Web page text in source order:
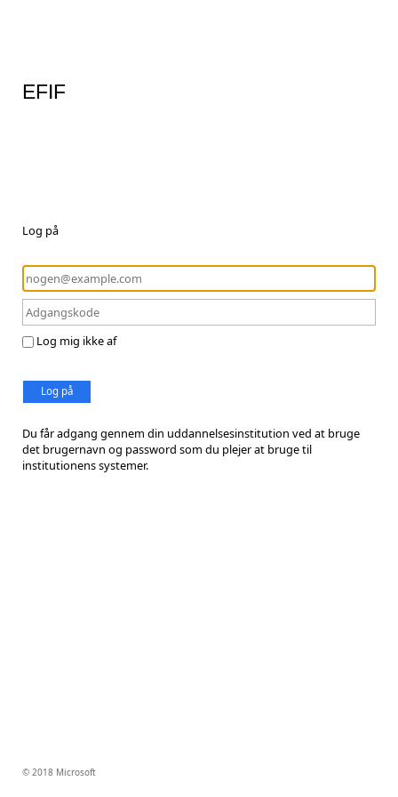
EFIF
Log på
Log mig ikke af
Log på
Du får adgang gennem din uddannelsesinstitution ved at bruge
det brugernavn og password som du plejer at bruge til
institutionens systemer.
© 2018 Microsoft